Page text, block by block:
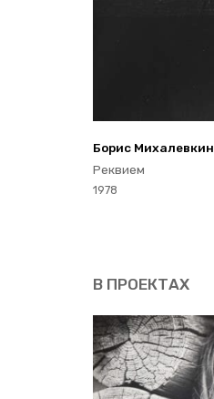
Борис Ми­ха­лев­кин
Рек­ви­ем
1978
В ПРО­ЕК­ТАХ